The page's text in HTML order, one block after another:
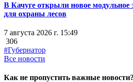
В Качуге открыли новое модульное
для охраны лесов
7 августа 2026 г. 15:49
306
#Губернатор
Все новости
Как не пропустить важные новости?